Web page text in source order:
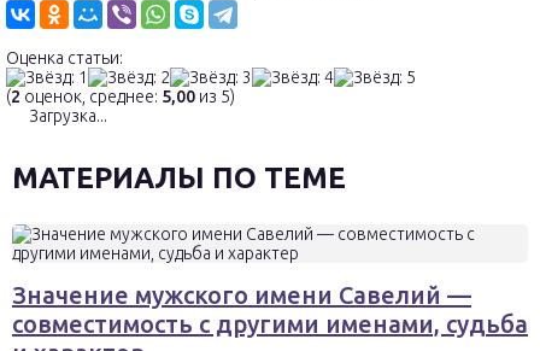
Оценка статьи:
(2 оценок, среднее: 5,00 из 5)
Загрузка...
МАТЕРИАЛЫ ПО ТЕМЕ
Значение мужского имени Савелий —
совместимость с другими именами, судьба